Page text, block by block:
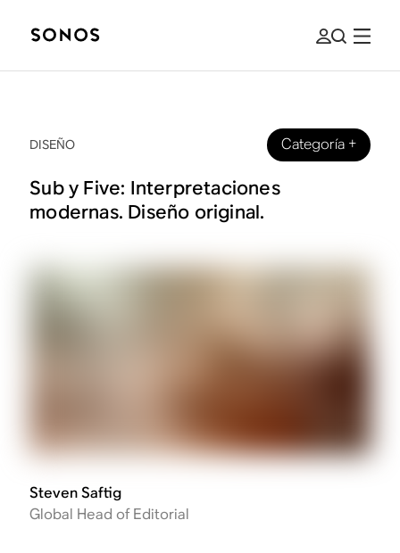
DISEÑO Categoría+
Sub y Five: Interpretaciones
modernas. Diseño original.
Steven Saftig
Global Head of Editorial